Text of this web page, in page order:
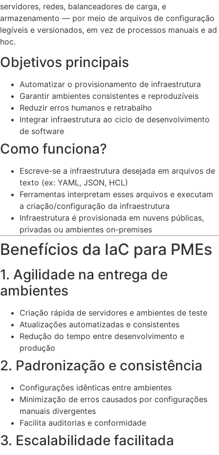
servidores, redes, balanceadores de carga, e
armazenamento — por meio de arquivos de configuração
legíveis e versionados, em vez de processos manuais e ad
hoc.
Objetivos principais
Automatizar o provisionamento de infraestrutura
Garantir ambientes consistentes e reproduzíveis
Reduzir erros humanos e retrabalho
Integrar infraestrutura ao ciclo de desenvolvimento
de software
Como funciona?
Escreve-se a infraestrutura desejada em arquivos de
texto (ex: YAML, JSON, HCL)
Ferramentas interpretam esses arquivos e executam
a criação/configuração da infraestrutura
Infraestrutura é provisionada em nuvens públicas,
privadas ou ambientes on-premises
Benefícios da IaC para PMEs
1. Agilidade na entrega de
ambientes
Criação rápida de servidores e ambientes de teste
Atualizações automatizadas e consistentes
Redução do tempo entre desenvolvimento e
produção
2. Padronização e consistência
Configurações idênticas entre ambientes
Minimização de erros causados por configurações
manuais divergentes
Facilita auditorias e conformidade
3. Escalabilidade facilitada